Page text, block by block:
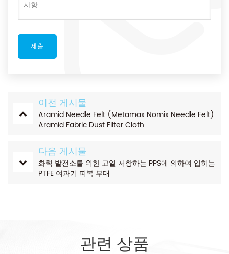
이전 게시물
Aramid Needle Felt (Metamax Nomix Needle Felt)
Aramid Fabric Dust Filter Cloth
다음 게시물
화력 발전소를 위한 고열 저항하는 PPS에 의하여 입히는
PTFE 여과기 피복 부대
관련 상품